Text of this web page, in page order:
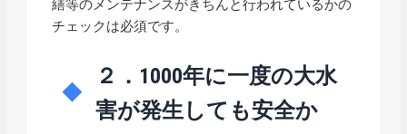
繕等のメンテナンスがきちんと行われているかの
チェックは必須です。
２．1000年に一度の大水
害が発生しても安全か